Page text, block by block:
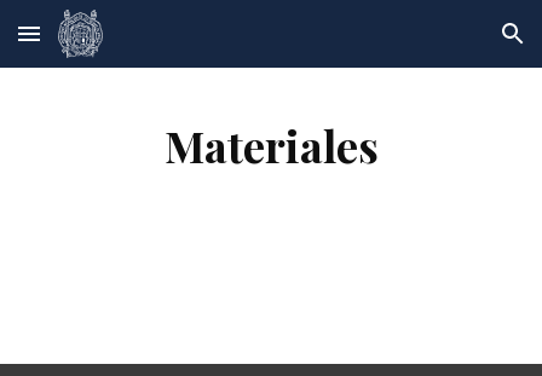
Skip to main content Skip to navigation
Materiales